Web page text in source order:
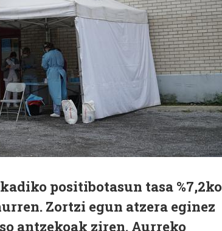
positibotasun tasa
Zortzi egun atzera eginez
antzekoak ziren. Aurreko